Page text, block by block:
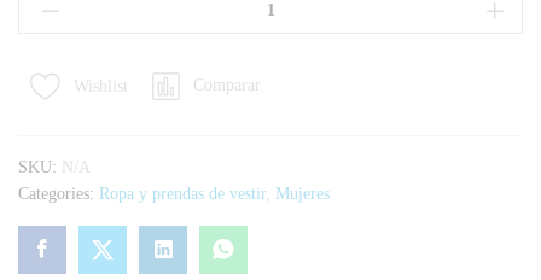
Wishlist Comparar
SKU: N/A
Categories: Ropa y prendas de vestir, Mujeres